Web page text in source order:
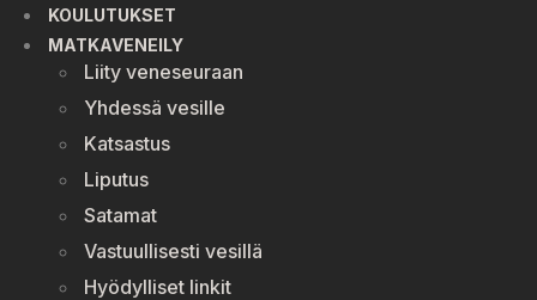
KOULUTUKSET
MATKAVENEILY
Liity veneseuraan
Yhdessä vesille
Katsastus
Liputus
Satamat
Vastuullisesti vesillä
Hyödylliset linkit